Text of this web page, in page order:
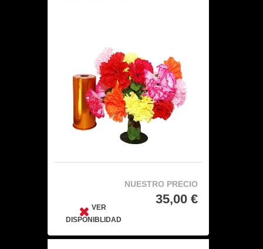
NUESTRO PRECIO
35,00 €
VER
DISPONIBLIDAD